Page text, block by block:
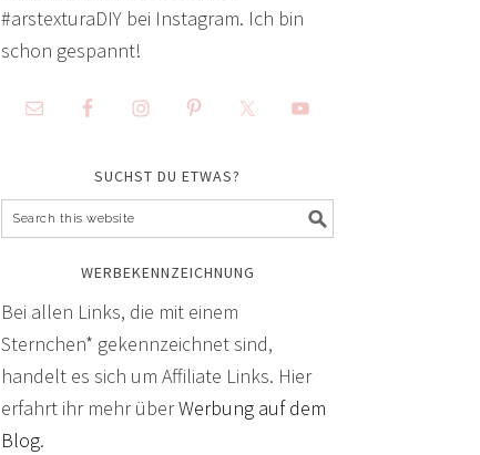
#arstexturaDIY bei Instagram. Ich bin
schon gespannt!
SUCHST DU ETWAS?
WERBEKENNZEICHNUNG
Bei allen Links, die mit einem
Sternchen* gekennzeichnet sind,
handelt es sich um Affiliate Links. Hier
erfahrt ihr mehr überWerbung auf dem
Blog.